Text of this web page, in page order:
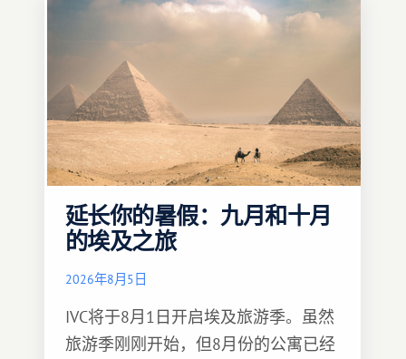
延长你的暑假：九月和十月
的埃及之旅
2026年8月5日
IVC将于8月1日开启埃及旅游季。虽然
旅游季刚刚开始，但8月份的公寓已经